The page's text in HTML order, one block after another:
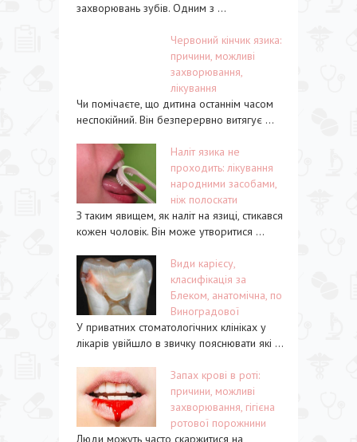
захворювань зубів. Одним з ...
Червоний кінчик язика:
причини, можливі
захворювання,
лікування
Чи помічаєте, що дитина останнім часом
неспокійний. Він безперервно витягує ...
Наліт язика не
проходить: лікування
народними засобами,
ніж полоскати
З таким явищем, як наліт на язиці, стикався
кожен чоловік. Він може утворитися ...
Види карієсу,
класифікація за
Блеком, анатомічна, по
Виноградової
У приватних стоматологічних клініках у
лікарів увійшло в звичку пояснювати які ...
Запах крові в роті:
причини, можливі
захворювання, гігієна
ротової порожнини
Люди можуть часто скаржитися на